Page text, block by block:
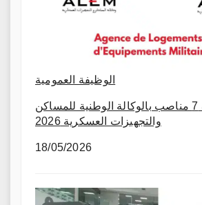
الوظيفة العمومية
مباراة توظيف 7 مناصب بالوكالة الوطنية للمساكن
والتجهيزات العسكرية 2026
18/05/2026